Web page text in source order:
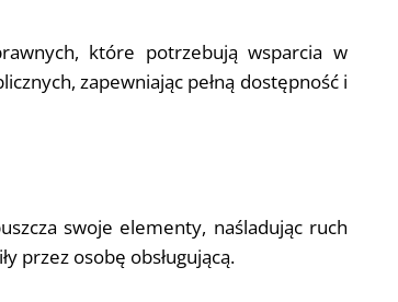
które potrzebują wsparcia w
zapewniając pełną dostępność i
swoje elementy, naśladując ruch
przez osobę obsługującą.